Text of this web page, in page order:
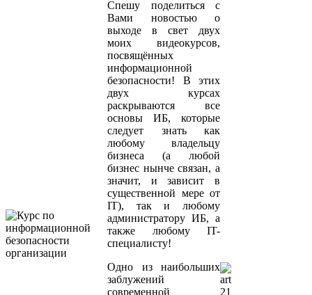
Спешу поделиться с
Вами новостью о
выходе в свет двух
моих видеокурсов,
посвящённых
информационной
безопасности! В этих
двух курсах
раскрываются все
основы ИБ, которые
следует знать как
любому владельцу
бизнеса (а любой
бизнес нынче связан, а
значит, и зависит в
существенной мере от
IT), так и любому
администратору ИБ, а
также любому IT-
специалисту!
Одно из наибольших
заблужений
современной